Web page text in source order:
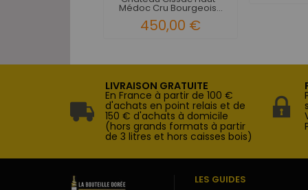
Médoc Cru Bourgeois...
450,00 €
LIVRAISON GRATUITE
En France à partir de 100 €
d'achats en point relais et de
150 € d'achats à domicile
(hors grands formats à partir
de 3 litres et hors caisses bois)
LES GUIDES